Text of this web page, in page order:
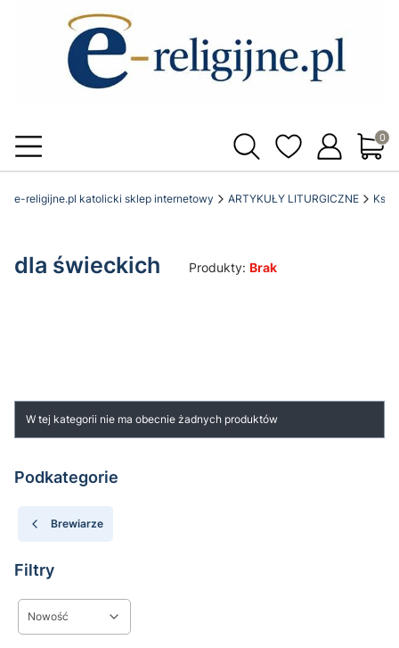
e-religijne.pl katolicki sklep internetowy ARTYKUŁY LITURGICZNE
dla świeckich Produkty: Brak
Lista produktów
W tej kategorii nie ma obecnie żadnych produktów
Podkategorie
Brewiarze
Filtry
Nowość